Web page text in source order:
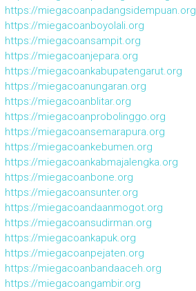
https://miegacoanpadangsidempuan.org
https://miegacoanboyolali.org
https://miegacoansampit.org
https://miegacoanjepara.org
https://miegacoankabupatengarut.org
https://miegacoanungaran.org
https://miegacoanblitar.org
https://miegacoanprobolinggo.org
https://miegacoansemarapura.org
https://miegacoankebumen.org
https://miegacoankabmajalengka.org
https://miegacoanbone.org
https://miegacoansunter.org
https://miegacoandaanmogot.org
https://miegacoansudirman.org
https://miegacoankapuk.org
https://miegacoanpejaten.org
https://miegacoanbandaaceh.org
https://miegacoangambir.org